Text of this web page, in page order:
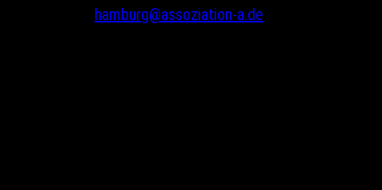
hamburg@assoziation-a.de